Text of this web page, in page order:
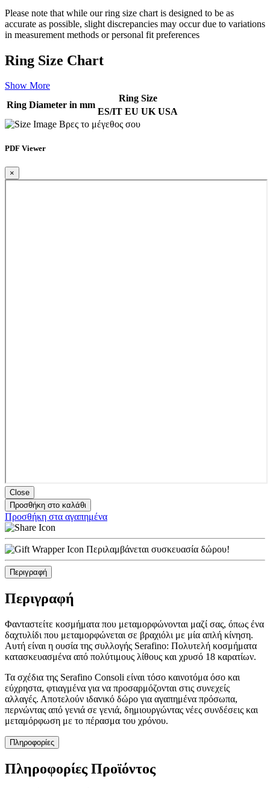
Please note that while our ring size chart is designed to be as
accurate as possible, slight discrepancies may occur due to variations
in measurement methods or personal fit preferences
Ring Size Chart
Show More
Ring Diameter in mm
Ring Size
ES/IT EU UK USA
Βρες το μέγεθος σου
PDF Viewer
×
Close
Προσθήκη στο καλάθι
Προσθήκη στα αγαπημένα
Περιλαμβάνεται συσκευασία δώρου!
Περιγραφή
Περιγραφή
Φανταστείτε κοσμήματα που μεταμορφώνονται μαζί σας, όπως ένα
δαχτυλίδι που μεταμορφώνεται σε βραχιόλι με μία απλή κίνηση.
Αυτή είναι η ουσία της συλλογής Serafino: Πολυτελή κοσμήματα
κατασκευασμένα από πολύτιμους λίθους και χρυσό 18 καρατίων.
Τα σχέδια της Serafino Consoli είναι τόσο καινοτόμα όσο και
εύχρηστα, φτιαγμένα για να προσαρμόζονται στις συνεχείς
αλλαγές. Αποτελούν ιδανικό δώρο για αγαπημένα πρόσωπα,
περνώντας από γενιά σε γενιά, δημιουργώντας νέες συνδέσεις και
μεταμόρφωση με το πέρασμα του χρόνου.
Πληροφορίες
Πληροφορίες Προϊόντος